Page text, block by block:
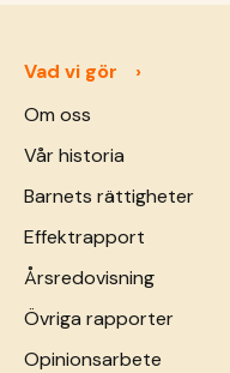
mobil-halsoklinik-
Vad vi gör
Om oss
Vår historia
Barnets rättigheter
Effektrapport
Årsredovisning
Övriga rapporter
Opinionsarbete